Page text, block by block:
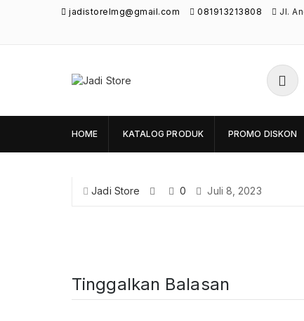
jadistorelmg@gmail.com 081913213808 Jl.
Unik di Lamongan
HOME KATALOG PRODUK PROMO DISKON
Jadi Store 0 Juli 8, 2023
Tinggalkan Balasan